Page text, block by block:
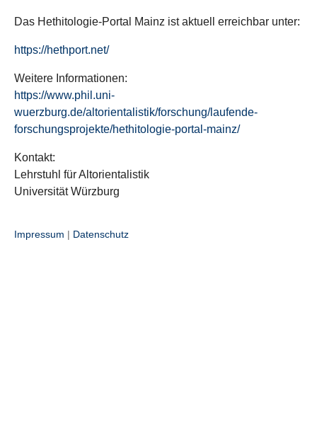
Das Hethitologie-Portal Mainz ist aktuell erreichbar unter:
https://hethport.net/
Weitere Informationen:
https://www.phil.uni-
wuerzburg.de/altorientalistik/forschung/laufende-
forschungsprojekte/hethitologie-portal-mainz/
Kontakt:
Lehrstuhl für Altorientalistik
Universität Würzburg
Impressum | Datenschutz